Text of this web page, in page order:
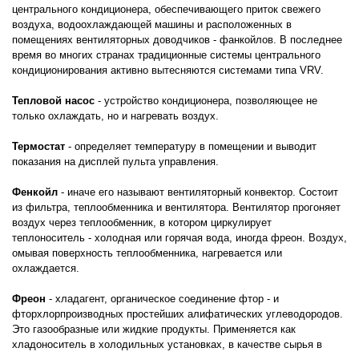
центрального кондиционера, обеспечивающего приток свежего
воздуха, водоохлаждающей машины и расположенных в
помещениях вентиляторных доводчиков - фанкойлов. В последнее
время во многих странах традиционные системы центрального
кондиционирования активно вытесняются системами типа VRV.
Тепловой насос - устройство кондиционера, позволяющее не
только охлаждать, но и нагревать воздух.
Термостат - определяет температуру в помещении и выводит
показания на дисплей пульта управления.
Фенкойл - иначе его называют вентиляторный конвектор. Состоит
из фильтра, теплообменника и вентилятора. Вентилятор прогоняет
воздух через теплообменник, в котором циркулирует
теплоноситель - холодная или горячая вода, иногда фреон. Воздух,
омывая поверхность теплообменника, нагревается или
охлаждается.
Фреон - хладагент, органическое соединение фтор - и
фторхлорпроизводных простейших алифатических углеводородов.
Это газообразные или жидкие продукты. Применяется как
хладоноситель в холодильных установках, в качестве сырья в